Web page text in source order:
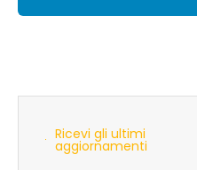
Ricevi gli ultimi
aggiornamenti